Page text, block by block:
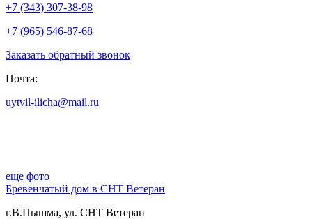
+7 (343) 307-38-98
+7 (965) 546-87-68
Заказать обратный звонок
Почта:
uytvil-ilicha@mail.ru
еще фото
Бревенчатый дом в СНТ Ветеран
г.В.Пышма, ул. СНТ Ветеран